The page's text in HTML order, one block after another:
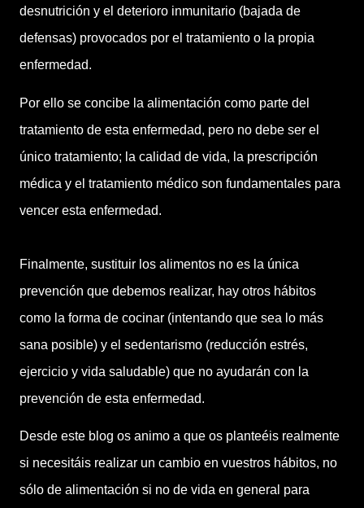
desnutrición y el deterioro inmunitario (bajada de
defensas) provocados por el tratamiento o la propia
enfermedad.
Por ello se concibe la alimentación como parte del
tratamiento de esta enfermedad, pero no debe ser el
único tratamiento; la calidad de vida, la prescripción
médica y el tratamiento médico son fundamentales para
vencer esta enfermedad.
Finalmente, sustituir los alimentos no es la única
prevención que debemos realizar, hay otros hábitos
como la forma de cocinar (intentando que sea lo más
sana posible) y el sedentarismo (reducción estrés,
ejercicio y vida saludable) que no ayudarán con la
prevención de esta enfermedad.
Desde este blog os animo a que os planteéis realmente
si necesitáis realizar un cambio en vuestros hábitos, no
sólo de alimentación si no de vida en general para